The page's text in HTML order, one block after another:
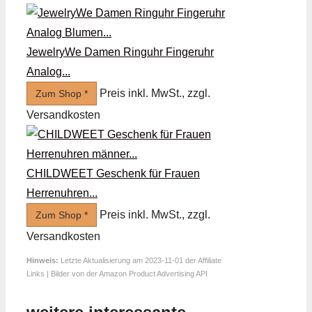
JewelryWe Damen Ringuhr Fingeruhr
Analog...
Zum Shop *
Preis inkl. MwSt., zzgl.
Versandkosten
CHILDWEET Geschenk für Frauen
Herrenuhren...
Zum Shop *
Preis inkl. MwSt., zzgl.
Versandkosten
Hinweis: Letzte Aktualisierung am 2023-11-01 der Affiliate
Links | Bilder von der Amazon Product Advertising API